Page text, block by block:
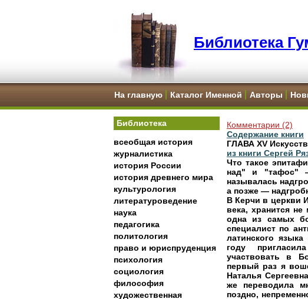
Библиотека
На главную Каталог Именной Авторы
Библиотека
всеобщая история
журналистика
история России
история древнего мира
культурология
литературоведение
наука
педагогика
политология
право и юриспруденция
психология
социология
философия
художественная
Комментарии (2)
Содержание книги
ГЛАВА XV
из книги Сергей
Что такое
над" и "тафос"
называлась
а позже —
В Керчи в церкви
века, хранится
одна из самых
специалист по
латинского
году
участвовать в
первый раз я
Наталья
же переводила
поздно,